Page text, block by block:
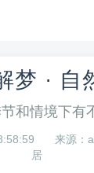
梦 · 自
和情境下有
来源：
居